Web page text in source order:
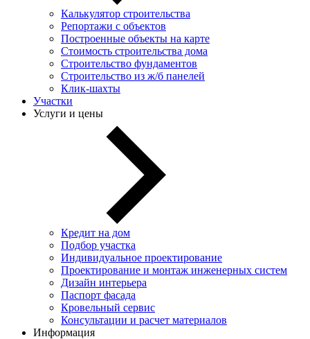
Калькулятор строительства
Репортажи с объектов
Построенные объекты на карте
Стоимость строительства дома
Строительство фундаментов
Строительство из ж/б панелей
Клик-шахты
Участки
Услуги и цены
Кредит на дом
Подбор участка
Индивидуальное проектирование
Проектирование и монтаж инженерных систем
Дизайн интерьера
Паспорт фасада
Кровельный сервис
Консультации и расчет материалов
Информация